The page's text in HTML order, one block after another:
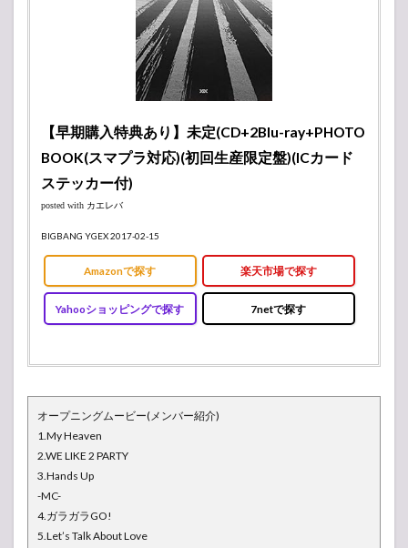
【早期購入特典あり】未定(CD+2Blu-ray+PHOTO
BOOK(スマプラ対応)(初回生産限定盤)(ICカード
ステッカー付)
posted with カエレバ
BIGBANG YGEX 2017-02-15
Amazonで探す 楽天市場で探す
Yahooショッピングで探す 7netで探す
オープニングムービー(メンバー紹介)
1.My Heaven
2.WE LIKE 2 PARTY
3.Hands Up
-MC-
4.ガラガラGO!
5.Let’s Talk About Love